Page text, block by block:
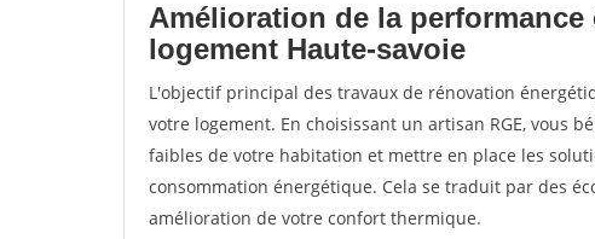
Amélioration de la
logement Haute-savoie
L'objectif principal des travaux de rénovation
votre logement. En choisissant un artisan RGE, vous
faibles de votre habitation et mettre en place les
consommation énergétique. Cela se traduit par des
amélioration de votre confort thermique.